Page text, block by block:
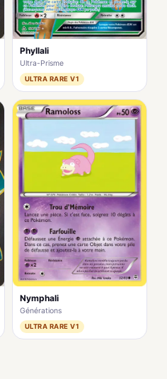
Phyllali
Ultra-Prisme
ULTRA RARE V1
Nymphali
Générations
ULTRA RARE V1